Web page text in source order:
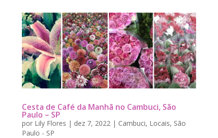
Cesta de Café da Manhã no Cambuci, São
Paulo – SP
por Lily Flores | dez 7, 2022| Cambuci, Locais, São
Paulo - SP